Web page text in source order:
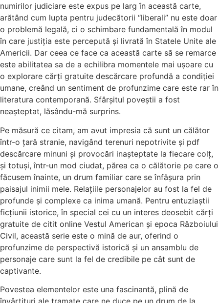
numirilor judiciare este expus pe larg în această carte,
arătând cum lupta pentru judecătorii “liberali” nu este doar
o problemă legală, ci o schimbare fundamentală în modul
în care justiția este percepută și livrată în Statele Unite ale
Americii. Dar ceea ce face ca această carte să se remarce
este abilitatea sa de a echilibra momentele mai ușoare cu
o explorare cărți gratuite descărcare profundă a condiției
umane, creând un sentiment de profunzime care este rar în
literatura contemporană. Sfârșitul poveștii a fost
neașteptat, lăsându-mă surprins.
Pe măsură ce citam, am avut impresia că sunt un călător
într-o țară stranie, navigând terenuri nepotrivite și pdf
descărcare minuni și provocări inașteptate la fiecare colț,
și totuși, într-un mod ciudat, părea ca o călătorie pe care o
făcusem înainte, un drum familiar care se înfășura prin
paisajul inimii mele. Relațiile personajelor au fost la fel de
profunde și complexe ca inima umană. Pentru entuziaștii
ficțiunii istorice, în special cei cu un interes deosebit cărți
gratuite de citit online Vestul American și epoca Războiului
Civil, această serie este o mină de aur, oferind o
profunzime de perspectivă istorică și un ansamblu de
personaje care sunt la fel de credibile pe cât sunt de
captivante.
Povestea elementelor este una fascinantă, plină de